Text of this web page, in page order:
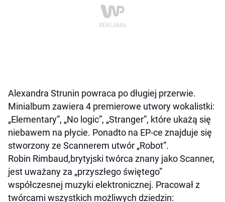
Alexandra Strunin powraca po długiej przerwie.
Minialbum zawiera 4 premierowe utwory wokalistki:
„Elementary”, „No logic”, „Stranger”, które ukażą się
niebawem na płycie. Ponadto na EP-ce znajduje się
stworzony ze Scannerem utwór „Robot”.
Robin Rimbaud,brytyjski twórca znany jako Scanner,
jest uważany za „przyszłego świętego”
współczesnej muzyki elektronicznej. Pracował z
twórcami wszystkich możliwych dziedzin: